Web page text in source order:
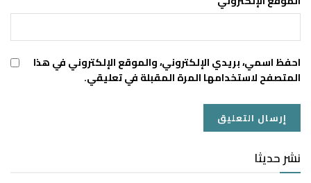
احفظ اسمي، بريدي الإلكتروني، والموقع الإلكتروني في هذا
المتصفح لاستخدامها المرة المقبلة في تعليقي.
نشر حديثا